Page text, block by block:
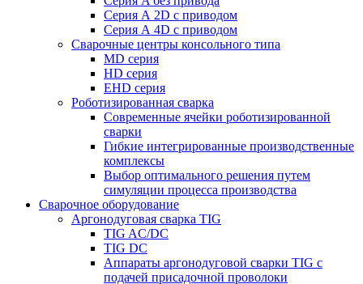
Серия А 2D с приводом
Серия А 4D с приводом
Сварочные центры консольного типа
MD серия
HD серия
EHD серия
Роботизированная сварка
Современные ячейки роботизированной
сварки
Гибкие интегрированные производственные
комплексы
Выбор оптимального решения путем
симуляции процесса производства
Сварочное оборудование
Аргонодуговая сварка TIG
TIG AC/DC
TIG DC
Аппараты аргонодуговой сварки TIG с
подачей присадочной проволоки